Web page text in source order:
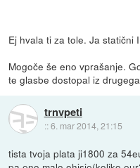
Ej hvala ti za tole. Ja statični
Mogoče še eno vprašanje.
te glasbe dostopal iz
trnvpeti
::6. mar 2014, 21:15
tista tvoja plata ji1800 za